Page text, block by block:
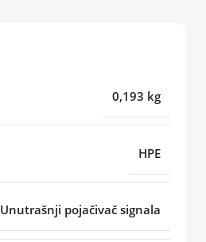
0,193 kg
HPE
Unutrašnji pojačivač signala